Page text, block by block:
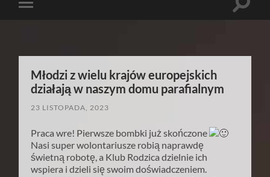
Toggle
Toggle
Młodzi z wielu krajów europejskich
działają w naszym domu parafialnym
23 LISTOPADA, 2023
Praca wre! Pierwsze bombki już skończone
Nasi super wolontariusze robią naprawdę
świetną robotę, a Klub Rodzica dzielnie ich
wspiera i dzieli się swoim doświadczeniem.